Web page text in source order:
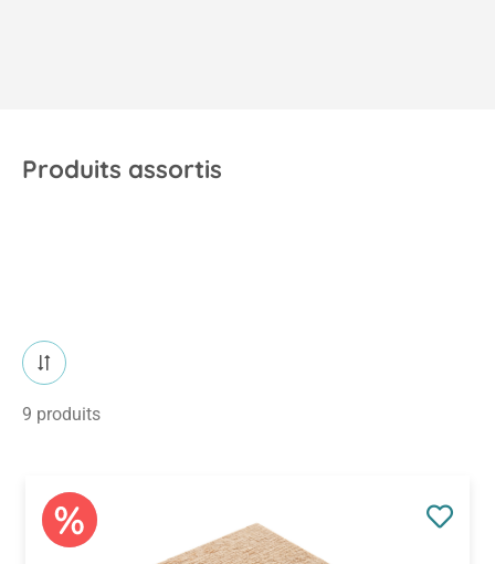
Produits assortis
9 produits